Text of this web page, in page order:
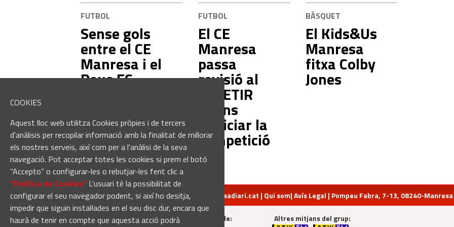
COOKIES
Aquest lloc web utilitza Cookies pròpies i de tercers
d'anàlisis per recopilar informació amb la finalitat de millorar
els nostres serveis, així com per a l'anàlisi de la seva
navegació. Pot acceptar totes les cookies si prem el botó
“Accepto” o configurar-les o rebutjar-les fent clic a
“Política de Cookies“ L'usuari té la possibilitat de
configurar el seu navegador podent, si així ho desitja,
impedir que siguin instal·lades en el seu disc dur, encara que
haurà de tenir en compte que aquesta acció podrà
FUTBOL
Sense gols
entre el CE
Manresa i el
Reus FC
pretemporada
FUTBOL
El CE
Manresa
passa
revisió al
CIMETIR
abans
d'iniciar la
competició
BÀSQUET
El Kids&Us
Manresa
fitxa Colby
Jones
redaccio@manresadiari.cat | Qui som|Avís Legal | Pompeu Fabra, 7-13, 08240-
Manresadiari.cat és un producte de: Altres mitjans del grup: